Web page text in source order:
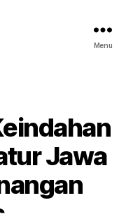
Menu
Jawa